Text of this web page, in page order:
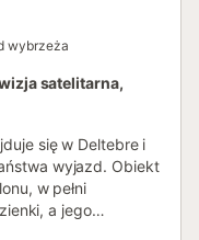
wybrzeża
satelitarna,
się w Deltebre i
wyjazd. Obiekt
w pełni
a jego